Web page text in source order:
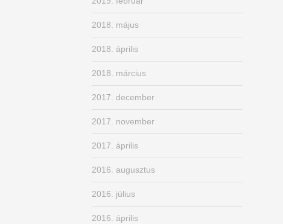
2018. május
2018. április
2018. március
2017. december
2017. november
2017. április
2016. augusztus
2016. július
2016. április